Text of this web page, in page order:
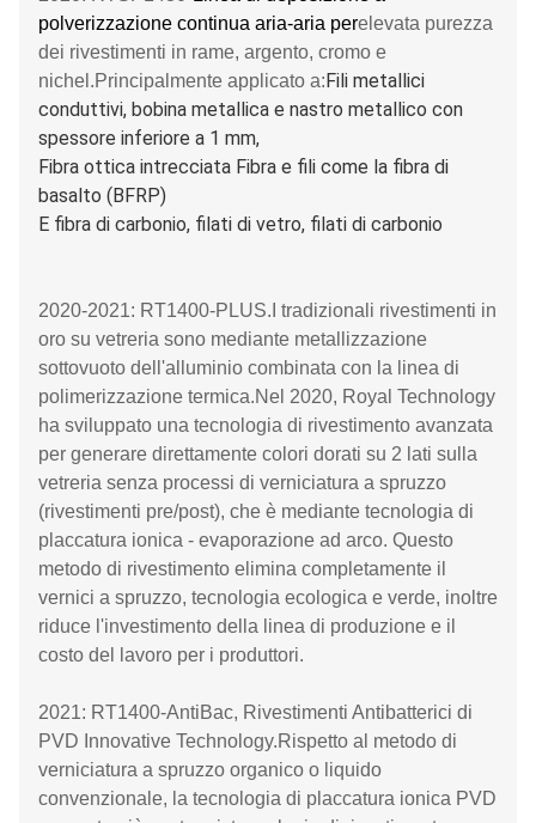
polverizzazione continua aria-aria perelevata purezza
dei rivestimenti in rame, argento, cromo e
nichel.Principalmente applicato a:Fili metallici
conduttivi, bobina metallica e nastro metallico con
spessore inferiore a 1 mm,
Fibra ottica intrecciata Fibra e fili come la fibra di
basalto (BFRP)
E fibra di carbonio, filati di vetro, filati di carbonio
2020-2021: RT1400-PLUS.I tradizionali rivestimenti in
oro su vetreria sono mediante metallizzazione
sottovuoto dell'alluminio combinata con la linea di
polimerizzazione termica.Nel 2020, Royal Technology
ha sviluppato una tecnologia di rivestimento avanzata
per generare direttamente colori dorati su 2 lati sulla
vetreria senza processi di verniciatura a spruzzo
(rivestimenti pre/post), che è mediante tecnologia di
placcatura ionica - evaporazione ad arco. Questo
metodo di rivestimento elimina completamente il
vernici a spruzzo, tecnologia ecologica e verde, inoltre
riduce l'investimento della linea di produzione e il
costo del lavoro per i produttori.
2021: RT1400-AntiBac, Rivestimenti Antibatterici di
PVD Innovative Technology.Rispetto al metodo di
verniciatura a spruzzo organico o liquido
convenzionale, la tecnologia di placcatura ionica PVD